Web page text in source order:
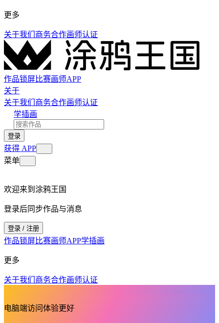
更多
关于我们 商务合作画师认证
作品锁屏比赛画师APP
关于
关于我们 商务合作画师认证
学插画
登录
获得 APP
菜单
欢迎来到涂鸦王国
登录后同步作品与消息
登录 / 注册
作品锁屏比赛画师APP学插画
更多
关于我们 商务合作画师认证
电脑端访问体验更好